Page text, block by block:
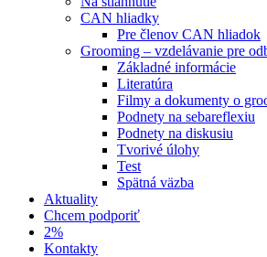
CAN hliadky
Pre členov CAN hliadok
Grooming – vzdelávanie pre
Základné informácie
Literatúra
Filmy a dokumenty o
Podnety na sebareflexiu
Podnety na diskusiu
Tvorivé úlohy
Test
Spätná väzba
Aktuality
Chcem podporiť
2%
Kontakty